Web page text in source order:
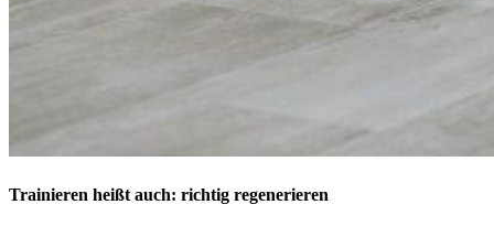
Trainieren heißt auch: richtig regenerieren